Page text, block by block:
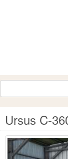
Ursus C-